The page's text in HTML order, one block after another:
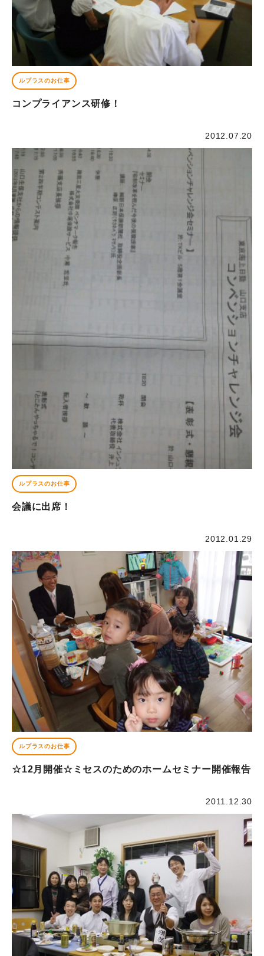
ルプラスのお仕事
コンプライアンス研修！
2012.07.20
ルプラスのお仕事
会議に出席！
2012.01.29
ルプラスのお仕事
☆12月開催☆ミセスのためのホームセミナー開催報告
2011.12.30